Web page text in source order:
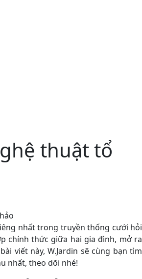
thuật tổ
nhất trong truyền thống cưới hỏi
chính thức giữa hai gia đình, mở ra
viết này, W.Jardin sẽ cùng bạn tìm
nhất, theo dõi nhé!